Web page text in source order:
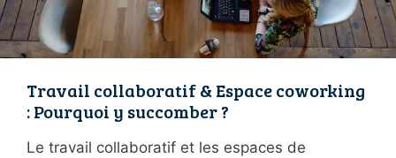
Travail collaboratif & Espace coworking
: Pourquoi y succomber ?
Le travail collaboratif et les espaces de